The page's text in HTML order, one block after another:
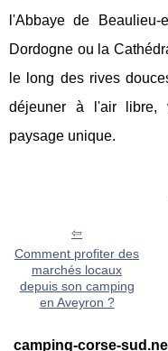
l'Abbaye de
Dordogne ou la
le long des rives
déjeuner à l'air libre,
paysage unique.
Comment profiter des
marchés locaux
depuis son camping
en Aveyron ?
camping-corse-